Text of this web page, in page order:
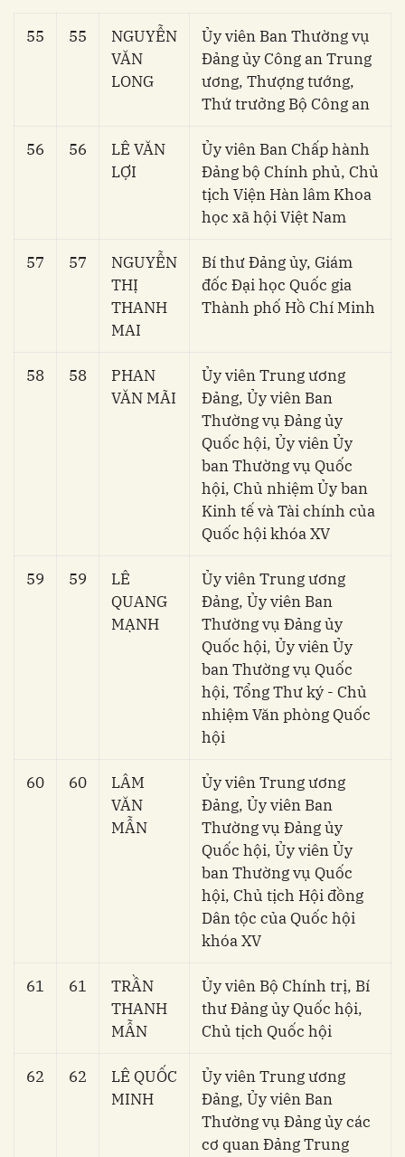
55 55
NGUYỄN
VĂN
LONG
Ủy viên Ban Thường vụ
Đảng ủy Công an Trung
ương, Thượng tướng,
Thứ trưởng Bộ Công an
56 56
LÊ VĂN
LỢI
Ủy viên Ban Chấp hành
Đảng bộ Chính phủ, Chủ
tịch Viện Hàn lâm Khoa
học xã hội Việt Nam
57 57
NGUYỄN
THỊ
THANH
MAI
Bí thư Đảng ủy, Giám
đốc Đại học Quốc gia
Thành phố Hồ Chí Minh
58 58
PHAN
VĂN MÃI
Ủy viên Trung ương
Đảng, Ủy viên Ban
Thường vụ Đảng ủy
Quốc hội, Ủy viên Ủy
ban Thường vụ Quốc
hội, Chủ nhiệm Ủy ban
Kinh tế và Tài chính của
Quốc hội khóa XV
59 59
LÊ
QUANG
MẠNH
Ủy viên Trung ương
Đảng, Ủy viên Ban
Thường vụ Đảng ủy
Quốc hội, Ủy viên Ủy
ban Thường vụ Quốc
hội, Tổng Thư ký - Chủ
nhiệm Văn phòng Quốc
hội
60 60
LÂM
VĂN
MẪN
Ủy viên Trung ương
Đảng, Ủy viên Ban
Thường vụ Đảng ủy
Quốc hội, Ủy viên Ủy
ban Thường vụ Quốc
hội, Chủ tịch Hội đồng
Dân tộc của Quốc hội
khóa XV
61 61
TRẦN
THANH
MẪN
Ủy viên Bộ Chính trị, Bí
thư Đảng ủy Quốc hội,
Chủ tịch Quốc hội
62 62
LÊ QUỐC
MINH
Ủy viên Trung ương
Đảng, Ủy viên Ban
Thường vụ Đảng ủy các
cơ quan Đảng Trung